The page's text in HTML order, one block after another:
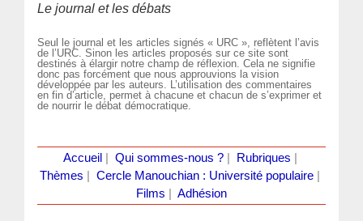
Le journal et les débats
Seul le journal et les articles signés « URC », reflètent l’avis
de l’URC. Sinon les articles proposés sur ce site sont
destinés à élargir notre champ de réflexion. Cela ne signifie
donc pas forcément que nous approuvions la vision
développée par les auteurs. L’utilisation des commentaires
en fin d’article, permet à chacune et chacun de s’exprimer et
de nourrir le débat démocratique.
Accueil Qui sommes-nous ?| Rubriques
Thèmes
Cercle Manouchian : Université populaire
Films
Adhésion